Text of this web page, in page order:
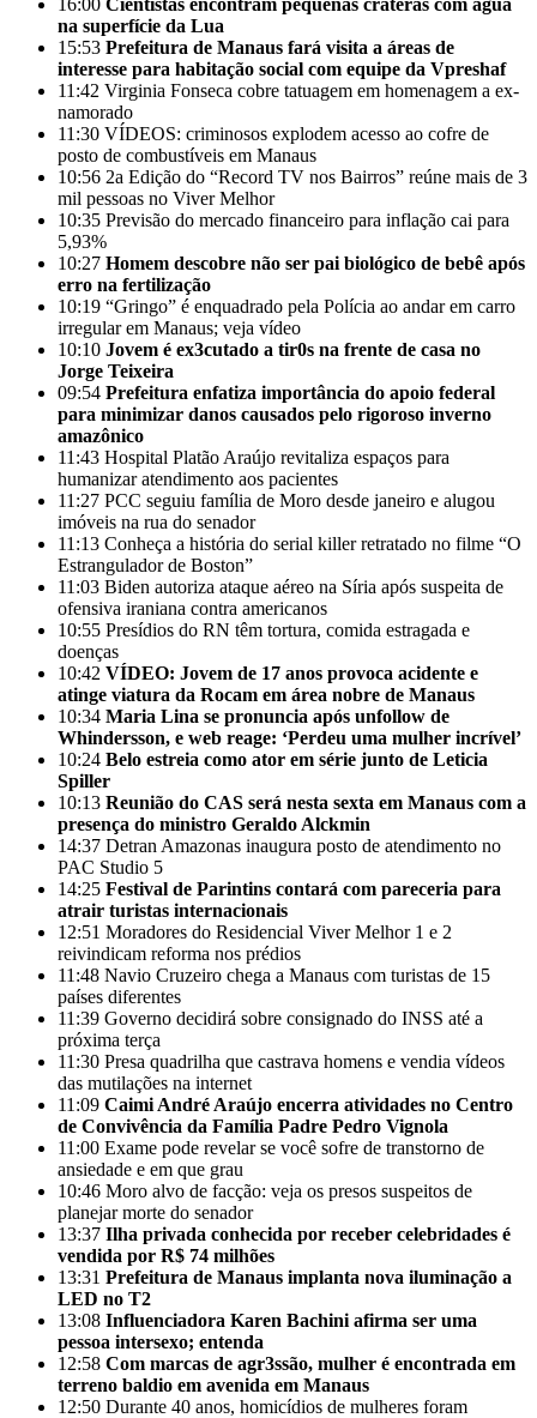
16:00 Cientistas encontram pequenas crateras com água
na superfície da Lua
15:53 Prefeitura de Manaus fará visita a áreas de
interesse para habitação social com equipe da Vpreshaf
11:42 Virginia Fonseca cobre tatuagem em homenagem a ex-
namorado
11:30 VÍDEOS: criminosos explodem acesso ao cofre de
posto de combustíveis em Manaus
10:56 2a Edição do “Record TV nos Bairros” reúne mais de 3
mil pessoas no Viver Melhor
10:35 Previsão do mercado financeiro para inflação cai para
5,93%
10:27 Homem descobre não ser pai biológico de bebê após
erro na fertilização
10:19 “Gringo” é enquadrado pela Polícia ao andar em carro
irregular em Manaus; veja vídeo
10:10 Jovem é ex3cutado a tir0s na frente de casa no
Jorge Teixeira
09:54 Prefeitura enfatiza importância do apoio federal
para minimizar danos causados pelo rigoroso inverno
amazônico
11:43 Hospital Platão Araújo revitaliza espaços para
humanizar atendimento aos pacientes
11:27 PCC seguiu família de Moro desde janeiro e alugou
imóveis na rua do senador
11:13 Conheça a história do serial killer retratado no filme “O
Estrangulador de Boston”
11:03 Biden autoriza ataque aéreo na Síria após suspeita de
ofensiva iraniana contra americanos
10:55 Presídios do RN têm tortura, comida estragada e
doenças
10:42 VÍDEO: Jovem de 17 anos provoca acidente e
atinge viatura da Rocam em área nobre de Manaus
10:34 Maria Lina se pronuncia após unfollow de
Whindersson, e web reage: ‘Perdeu uma mulher incrível’
10:24 Belo estreia como ator em série junto de Leticia
Spiller
10:13 Reunião do CAS será nesta sexta em Manaus com a
presença do ministro Geraldo Alckmin
14:37 Detran Amazonas inaugura posto de atendimento no
PAC Studio 5
14:25 Festival de Parintins contará com pareceria para
atrair turistas internacionais
12:51 Moradores do Residencial Viver Melhor 1 e 2
reivindicam reforma nos prédios
11:48 Navio Cruzeiro chega a Manaus com turistas de 15
países diferentes
11:39 Governo decidirá sobre consignado do INSS até a
próxima terça
11:30 Presa quadrilha que castrava homens e vendia vídeos
das mutilações na internet
11:09 Caimi André Araújo encerra atividades no Centro
de Convivência da Família Padre Pedro Vignola
11:00 Exame pode revelar se você sofre de transtorno de
ansiedade e em que grau
10:46 Moro alvo de facção: veja os presos suspeitos de
planejar morte do senador
13:37 Ilha privada conhecida por receber celebridades é
vendida por R$ 74 milhões
13:31 Prefeitura de Manaus implanta nova iluminação a
LED no T2
13:08 Influenciadora Karen Bachini afirma ser uma
pessoa intersexo; entenda
12:58 Com marcas de agr3ssão, mulher é encontrada em
terreno baldio em avenida em Manaus
12:50 Durante 40 anos, homicídios de mulheres foram